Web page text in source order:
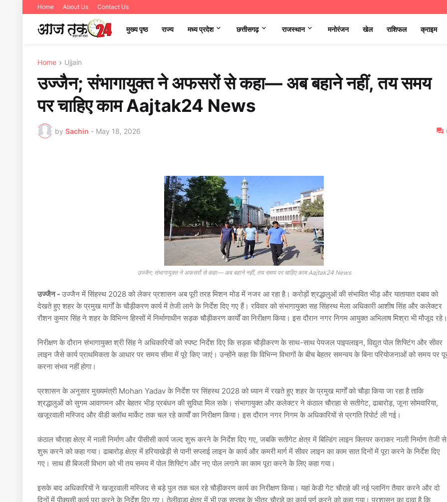
Home About Us Contact Us
मुख्य पृष्ठ राज्य मध्‍य प्रदेश छत्तीसगढ़ राजस्थान मनोरंजन खेल राशिफल क्राइम
Home Ujjain
उज्जैन; संभागायुक्त ने अफसरों से कहा— अब बहाने नहीं, तय समय
पर चाहिए काम Aajtak24 News
by Sachin - May 18, 2026
उज्जैन; संभागायुक्त ने अफसरों से कहा— अब बहाने नहीं, तय समय पर चाहिए काम Aajtak24 News
उज्जैन - उज्जैन में सिंहस्थ 2028 को लेकर प्रशासन अब पूरी तरह मिशन मोड में नजर आ रहा है। करोड़ों श्रद्धालुओं की संभावित भीड़ और यातायात दबाव को
देखते हुए शहर के प्रमुख मार्गों के चौड़ीकरण कार्य में तेजी लाने के निर्देश दिए गए हैं। रविवार को संभागायुक्त सह सिंहस्थ मेला अधिकारीआशीष सिंहऔर कलेक्टर
रौशन कुमार सिंहने शहर के विभिन्न हिस्सों में निर्माणाधीन सड़क चौड़ीकरण कार्यों का निरीक्षण किया। इस दौरान नगर निगम आयुक्तअभिलाष मिश्राभी मौजूद रहे।
निरीक्षण के दौरान संभागायुक्त श्री सिंह ने अधिकारियों को स्पष्ट निर्देश दिए कि सड़क चौड़ीकरण के साथ-साथ पेयजल पाइपलाइन, विद्युत पोल शिफ्टिंग और सीवर
लाइन जैसे कार्य प्राथमिकता के आधार पर समय सीमा में पूरे किए जाएं। उन्होंने कहा कि विभिन्न विभागों के बीच बेहतर समन्वय के बिना परियोजनाओं को समय पर
करना संभव नहीं होगा।
प्रशासन के अनुसार मुख्यमंत्री Mohan Yadav के निर्देश पर सिंहस्थ 2028 को ध्यान में रखते हुए शहर के प्रमुख मार्गों को चौड़ा किया जा रहा है ताकि
श्रद्धालुओं को सुगम आवागमन और बेहतर भीड़ प्रबंधन की सुविधा मिल सके। संभागायुक्त और कलेक्टर ने कंठाल चौराहा से सतीगेट, ढाबारोड़, जूना सोमवारिया,
खजूरवाली मस्जिद और वीडी क्लॉथ मार्केट तक चल रहे कार्यों का निरीक्षण किया। इस दौरान नगर निगम के अधिकारियों से प्रगति रिपोर्ट ली गई।
कंठाल चौराहा क्षेत्र में नाली निर्माण और पीसीसी कार्य जल्द शुरू करने के निर्देश दिए गए, जबकि सतीगेट क्षेत्र में बिल्डिंग लाइन क्लियर कराकर नाली निर्माण तेजी से
शुरू करने को कहा गया। ढाबारोड़ क्षेत्र में हरियाखेड़ी से पानी सप्लाई लाइन के कार्य और कमरी मार्ग में सीवर लाइन का काम सात दिनों में पूरा करने के निर्देश दिए
गए। साथ ही बिजली विभाग को भी तय समय में पोल शिफ्टिंग और नए पोल लगाने का काम पूरा करने के लिए कहा गया।
इसके बाद अधिकारियों ने खजूरवाली मस्जिद से बड़े पुल तक चल रहे चौड़ीकरण कार्य का निरीक्षण किया। यहां केडी गेट चौराहे की नई प्लानिंग तैयार करने और दो
दिनों में पीक्यूसी कार्य पूरा करने के निर्देश दिए गए। तेलीवाड़ा क्षेत्र में भी एक सप्ताह के भीतर चौराहे का कार्य पूर्ण करने को कहा गया। प्रशासन का दावा है कि